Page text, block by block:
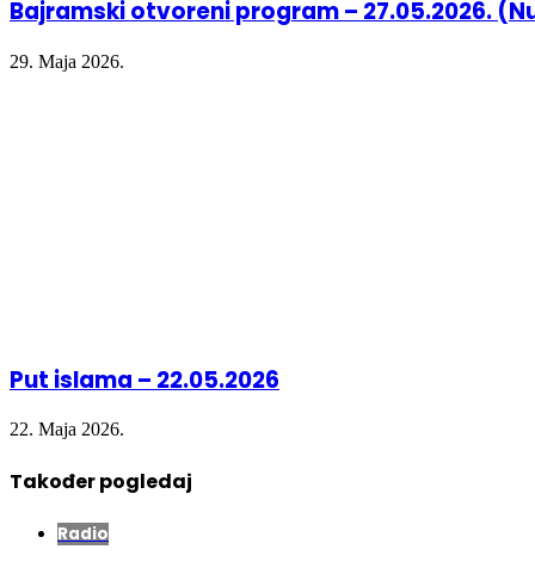
Bajramski otvoreni program – 27.05.2026.
29. Maja 2026.
Put islama – 22.05.2026
22. Maja 2026.
Također pogledaj
Close Radio